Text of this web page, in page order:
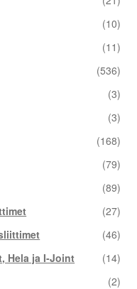
(10)
(11)
(536)
(3)
(3)
(168)
(79)
(89)
(27)
(46)
Hela ja I-Joint
(14)
(2)